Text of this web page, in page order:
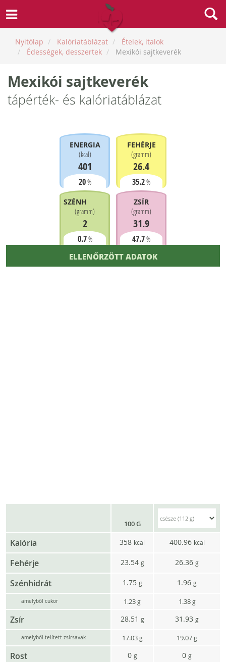
Nyitólap Kalóriatáblázat
Ételek, italok
Édességek, desszertek
Mexikói sajtkeverék
Mexikói sajtkeverék
tápérték- és kalóriatáblázat
ENERGIA
(kcal)
401
20%
FEHÉRJE
(gramm)
26.4
35.2%
SZÉNHIDRÁT
(gramm)
2
0.7%
ZSÍR
(gramm)
31.9
47.7%
ELLENŐRZÖTT ADATOK
100 G
Kalória 358 kcal 400.96 kcal
Fehérje 23.54 g 26.36 g
Szénhidrát 1.75 g 1.96 g
amelyből cukor 1.23g 1.38 g
Zsír 28.51 g 31.93 g
amelyből telített zsírsavak 17.03g 19.07g
Rost 0 g 0 g